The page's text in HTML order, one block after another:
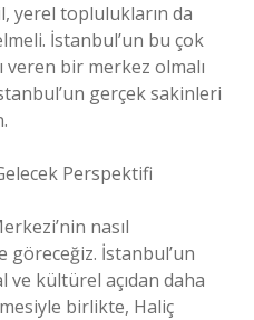
yerel toplulukların da
İstanbul’un bu çok
veren bir merkez olmalı
gerçek sakinleri
Perspektifi
nasıl
İstanbul’un
kültürel açıdan daha
birlikte, Haliç